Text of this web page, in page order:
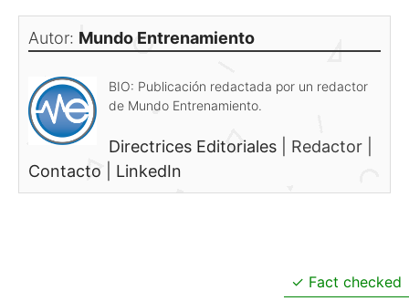
Autor: Mundo Entrenamiento
BIO: Publicación redactada por un redactor
de Mundo Entrenamiento.
Directrices Editoriales Redactor
Contacto
LinkedIn
Fact checked